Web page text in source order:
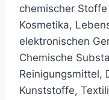
chemischer
Kosmetika,
elektronischen
Chemische
Reinigungsmittel,
Kunststoffe,